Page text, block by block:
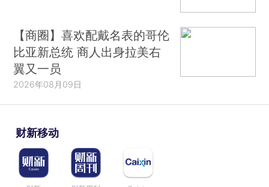
【商圈】喜欢配戴名表的哥伦
比亚新总统 商人出身拉美右
翼又一员
2026年08月09日
财新移动